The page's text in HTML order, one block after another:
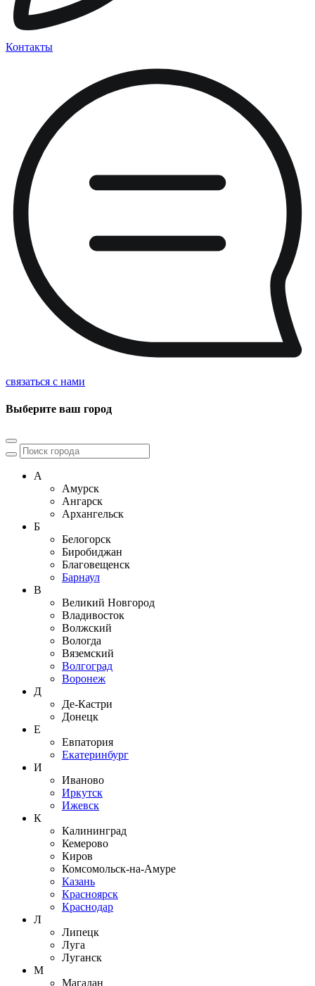
Контакты
связаться с нами
Выберите ваш город
А
Амурск
Ангарск
Архангельск
Б
Белогорск
Биробиджан
Благовещенск
Барнаул
В
Великий Новгород
Владивосток
Волжский
Вологда
Вяземский
Волгоград
Воронеж
Д
Де-Кастри
Донецк
Е
Евпатория
Екатеринбург
И
Иваново
Иркутск
Ижевск
К
Калининград
Кемерово
Киров
Комсомольск-на-Амуре
Казань
Красноярск
Краснодар
Л
Липецк
Луга
Луганск
М
Магадан